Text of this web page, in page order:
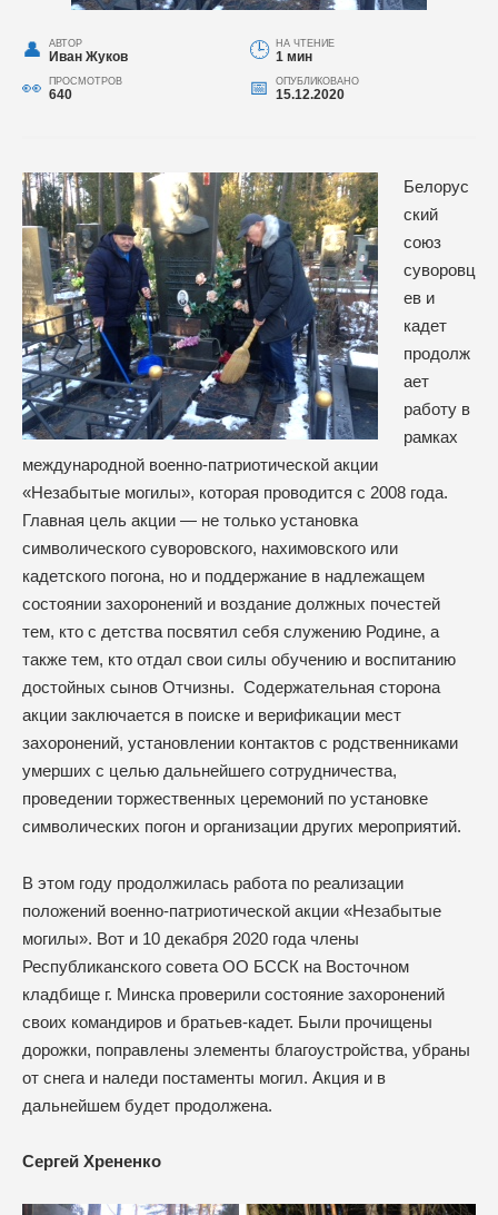
АВТОР
Иван Жуков
НА ЧТЕНИЕ
1 мин
ПРОСМОТРОВ
640
ОПУБЛИКОВАНО
15.12.2020
Белорус
ский
союз
суворовц
ев и
кадет
продолж
ает
работу в
рамках
международной военно-патриотической акции
«Незабытые могилы», которая проводится с 2008 года.
Главная цель акции — не только установка
символического суворовского, нахимовского или
кадетского погона, но и поддержание в надлежащем
состоянии захоронений и воздание должных почестей
тем, кто с детства посвятил себя служению Родине, а
также тем, кто отдал свои силы обучению и воспитанию
достойных сынов Отчизны. Содержательная сторона
акции заключается в поиске и верификации мест
захоронений, установлении контактов с родственниками
умерших с целью дальнейшего сотрудничества,
проведении торжественных церемоний по установке
символических погон и организации других мероприятий.
В этом году продолжилась работа по реализации
положений военно-патриотической акции «Незабытые
могилы». Вот и 10 декабря 2020 года члены
Республиканского совета ОО БССК на Восточном
кладбище г. Минска проверили состояние захоронений
своих командиров и братьев-кадет. Были прочищены
дорожки, поправлены элементы благоустройства, убраны
от снега и наледи постаменты могил. Акция и в
дальнейшем будет продолжена.
Сергей Хрененко